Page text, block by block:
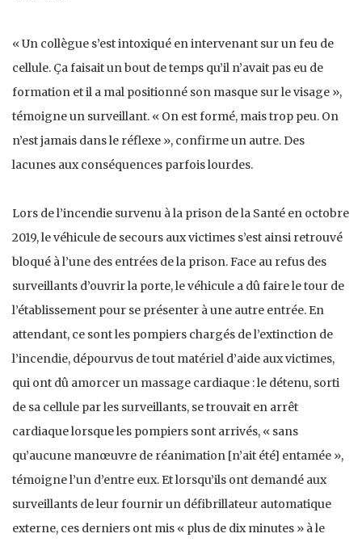
« Un collègue s’est intoxiqué en intervenant sur un feu de
cellule. Ça faisait un bout de temps qu’il n’avait pas eu de
formation et il a mal positionné son masque sur le visage »,
témoigne un surveillant. « On est formé, mais trop peu. On
n’est jamais dans le réflexe », confirme un autre. Des
lacunes aux conséquences parfois lourdes.
Lors de l’incendie survenu à la prison de la Santé en octobre
2019, le véhicule de secours aux victimes s’est ainsi retrouvé
bloqué à l’une des entrées de la prison. Face au refus des
surveillants d’ouvrir la porte, le véhicule a dû faire le tour de
l’établissement pour se présenter à une autre entrée. En
attendant, ce sont les pompiers chargés de l’extinction de
l’incendie, dépourvus de tout matériel d’aide aux victimes,
qui ont dû amorcer un massage cardiaque : le détenu, sorti
de sa cellule par les surveillants, se trouvait en arrêt
cardiaque lorsque les pompiers sont arrivés, « sans
qu’aucune manœuvre de réanimation [n’ait été] entamée »,
témoigne l’un d’entre eux. Et lorsqu’ils ont demandé aux
surveillants de leur fournir un défibrillateur automatique
externe, ces derniers ont mis « plus de dix minutes » à le